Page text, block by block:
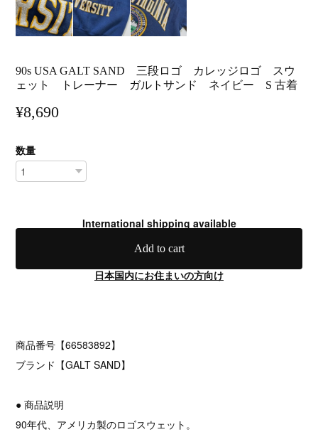
90s USA GALT SAND 三段ロゴ カレッジロゴ スウ
ェット トレーナー ガルトサンド ネイビー S 古着
¥8,690
数量
International shipping available
Add to cart
日本国内にお住まいの方向け
商品番号【66583892】
ブランド【GALT SAND】
● 商品説明
90年代、アメリカ製のロゴスウェット。